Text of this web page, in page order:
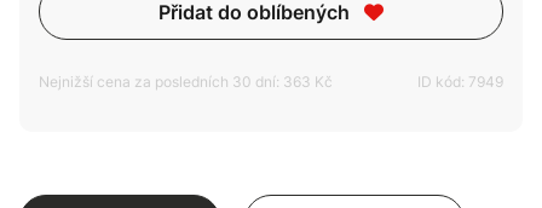
Přidat do oblíbených
Nejnižší cena za posledních 30 dní: 363 Kč ID kód: 7949